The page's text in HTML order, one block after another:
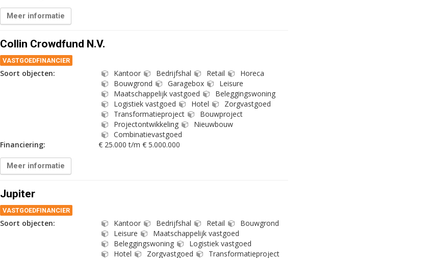
Meer informatie
Collin Crowdfund N.V.
VASTGOEDFINANCIER
Soort objecten: Kantoor Bedrijfshal Retail
Horeca
Bouwgrond
Garagebox
Leisure
Maatschappelijk vastgoed
Beleggingswoning
Logistiek vastgoed
Hotel
Zorgvastgoed
Transformatieproject
Bouwproject
Projectontwikkeling
Nieuwbouw
Combinatievastgoed
Financiering:
€ 25.000 t/m € 5.000.000
Meer informatie
Jupiter
VASTGOEDFINANCIER
Soort objecten: Kantoor Bedrijfshal Retail
Bouwgrond
Leisure
Maatschappelijk vastgoed
Beleggingswoning
Logistiek vastgoed
Hotel
Zorgvastgoed
Transformatieproject